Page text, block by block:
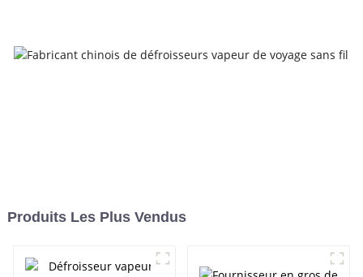
Produits Les Plus Vendus